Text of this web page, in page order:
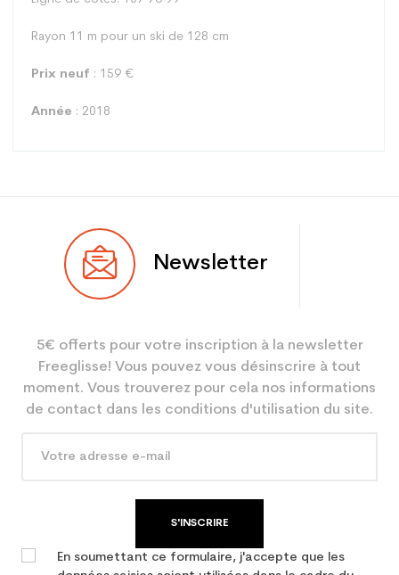
Rayon 11 m pour un ski de 128 cm
Prix neuf : 159 €
Année : 2018
Utilisateur Junior
Coloris Violet
En achetant d'occasion :
Economie CO² (en kg)
2.1
Newsletter
5€ offerts pour votre inscription à la newsletter
Freeglisse! Vous pouvez vous désinscrire à tout
moment. Vous trouverez pour cela nos informations
de contact dans les conditions d'utilisation du site.
S'INSCRIRE
En soumettant ce formulaire, j'accepte que les